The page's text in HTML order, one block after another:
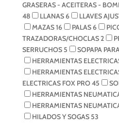
GRASERAS - ACEITERAS -
48
LLANAS6 LLAVES
MAZAS16 PALAS6
TRAZADORAS/CHOCLAS2
SERRUCHOS 5 SOPAPA
HERRAMIENTAS
HERRAMIENTAS
ELECTRICAS FOX PRO 45
HERRAMIENTAS
HERRAMIENTAS
HILADOS Y SOGAS 53